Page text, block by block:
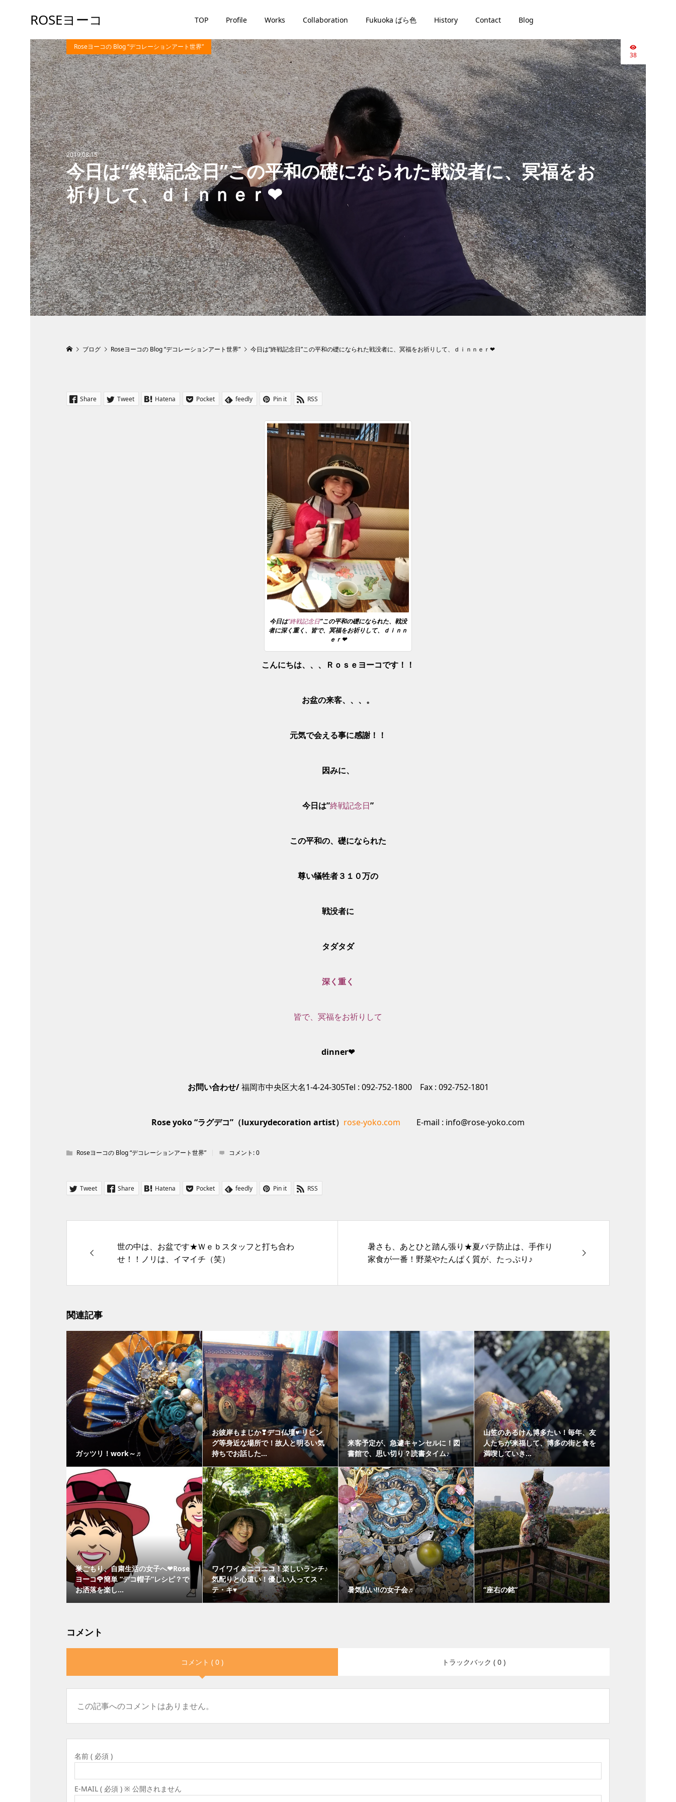
ROSEヨーコ TOP Profile Works Collaboration Fukuoka ばら色 History Contact Blog
2019.08.15
今日は”終戦記念日”この平和の礎になられた戦没者に、冥福をお
祈りして、ｄｉｎｎｅｒ❤
Roseヨーコの Blog “デコレーションアート世界”
38
ブログ Roseヨーコの Blog “デコレーションアート世界” 今日は”終戦記念日”この平和の礎になられた戦没者に、冥福をお祈りして、ｄｉｎｎｅｒ❤
Share Tweet Hatena Pocket feedly Pin it RSS
今日は”終戦記念日”この平和の礎になられた、戦没
者に深く重く、皆で、冥福をお祈りして、ｄｉｎｎ
ｅｒ❤
こんにちは、、、Ｒｏｓｅヨーコです！！
お盆の来客、、、。
元気で会える事に感謝！！
因みに、
今日は”終戦記念日”
この平和の、礎になられた
尊い犠牲者３１０万の
戦没者に
タダタダ
深く重く
皆で、冥福をお祈りして
dinner❤
お問い合わせ/福岡市中央区大名1-4-24-305Tel : 092-752-1800 Fax : 092-752-1801
Rose yoko “ラグデコ”（luxurydecoration artist） rose-yoko.com E-mail : info@rose-yoko.com
Roseヨーコの Blog “デコレーションアート世界” コメント:0
Tweet Share Hatena Pocket feedly Pin it RSS
世の中は、お盆です★Ｗｅｂスタッフと打ち合わ
せ！！ノリは、イマイチ（笑）
暑さも、あとひと踏ん張り★夏バテ防止は、手作り
家食が一番！野菜やたんぱく質が、たっぷり♪
関連記事
ガッツリ！work～♬
お彼岸もまじか❣デコ仏壇♥ リビン
グ等身近な場所で！故人と明るい気
持ちでお話した...
来客予定が、急遽キャンセルに！図
書館で、思い切り？読書タイム♪
山笠のあるけん博多たい！毎年、友
人たちが来福して、博多の街と食を
満喫していき...
巣ごもり、自粛生活の女子へ❤Rose
ヨーコ🌹簡単 ”デコ帽子”レシピ？で
お洒落を楽し...
ワイワイ＆ニコニコ！楽しいランチ♪
気配りと心遣い！優しい人ってス・
テ・キ♥
暑気払い!!の女子会♬ ”座右の銘”
コメント
コメント ( 0 ) トラックバック ( 0 )
この記事へのコメントはありません。
名前 ( 必須 )
E-MAIL ( 必須 ) ※ 公開されません